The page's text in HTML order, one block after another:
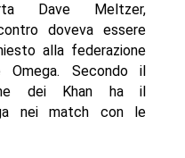
Dave Meltzer,
doveva essere
alla federazione
Secondo il
dei Khan ha il
nei match con le